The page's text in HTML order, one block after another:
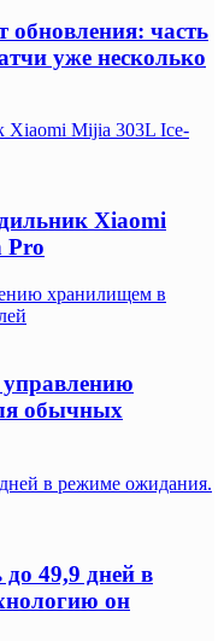
обновления: часть
уже несколько
Xiaomi Mijia 303L Ice-
Xiaomi
Pro
хранилищем в
управлению
обычных
в режиме ожидания.
49,9 дней в
он